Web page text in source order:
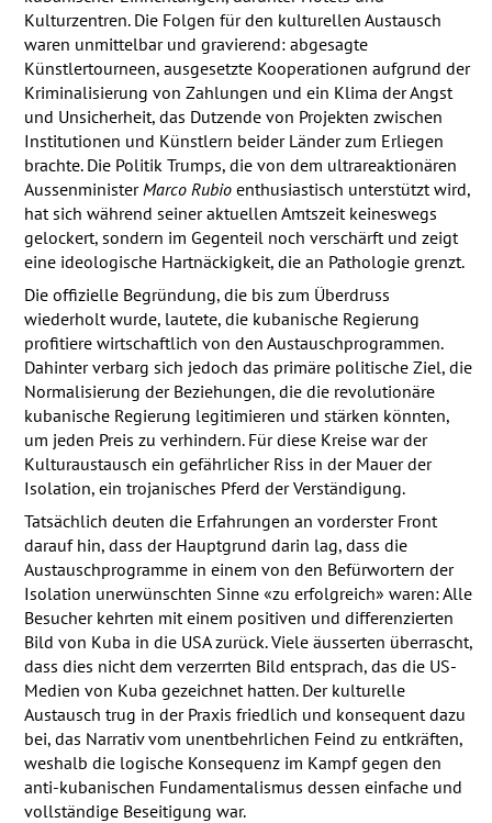
Kulturzentren. Die Folgen für den kulturellen Austausch
waren unmittelbar und gravierend: abgesagte
Künstlertourneen, ausgesetzte Kooperationen aufgrund der
Kriminalisierung von Zahlungen und ein Klima der Angst
und Unsicherheit, das Dutzende von Projekten zwischen
Institutionen und Künstlern beider Länder zum Erliegen
brachte. Die Politik Trumps, die von dem ultrareaktionären
Aussenminister Marco Rubioenthusiastisch unterstützt wird,
hat sich während seiner aktuellen Amtszeit keineswegs
gelockert, sondern im Gegenteil noch verschärft und zeigt
eine ideologische Hartnäckigkeit, die an Pathologie grenzt.
Die offizielle Begründung, die bis zum Überdruss
wiederholt wurde, lautete, die kubanische Regierung
profitiere wirtschaftlich von den Austauschprogrammen.
Dahinter verbarg sich jedoch das primäre politische Ziel, die
Normalisierung der Beziehungen, die die revolutionäre
kubanische Regierung legitimieren und stärken könnten,
um jeden Preis zu verhindern. Für diese Kreise war der
Kulturaustausch ein gefährlicher Riss in der Mauer der
Isolation, ein trojanisches Pferd der Verständigung.
Tatsächlich deuten die Erfahrungen an vorderster Front
darauf hin, dass der Hauptgrund darin lag, dass die
Austauschprogramme in einem von den Befürwortern der
Isolation unerwünschten Sinne «zu erfolgreich» waren: Alle
Besucher kehrten mit einem positiven und differenzierten
Bild von Kuba in die USAzurück. Viele äusserten überrascht,
dass dies nicht dem verzerrten Bild entsprach, das die US-
Medien von Kuba gezeichnet hatten. Der kulturelle
Austausch trug in der Praxis friedlich und konsequent dazu
bei, das Narrativ vom unentbehrlichen Feind zu entkräften,
weshalb die logische Konsequenz im Kampf gegen den
anti-kubanischen Fundamentalismus dessen einfache und
vollständige Beseitigung war.